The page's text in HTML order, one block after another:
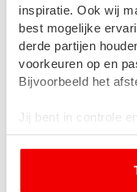
inspiratie. Ook wij
best mogelijke
derde partijen
voorkeuren op en
Bijvoorbeeld het
Jij bent in controle
voorkeuren en
‘Toestemming’ te
Externe
Omdat wij geen
reclamecampagne op
core business van
het beste in zijn, met
regelen de overdracht